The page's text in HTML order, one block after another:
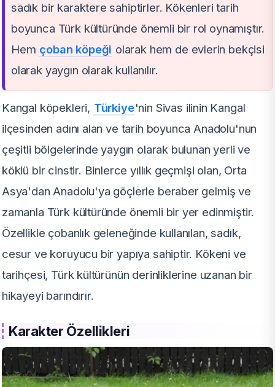
sadık bir karaktere sahiptirler. Kökenleri tarih
boyunca Türk kültüründe önemli bir rol oynamıştır.
Hem çoban köpeği olarak hem de evlerin bekçisi
olarak yaygın olarak kullanılır.
Kangal köpekleri, Türkiye'nin Sivas ilinin Kangal
ilçesinden adını alan ve tarih boyunca Anadolu'nun
çeşitli bölgelerinde yaygın olarak bulunan yerli ve
köklü bir cinstir. Binlerce yıllık geçmişi olan, Orta
Asya'dan Anadolu'ya göçlerle beraber gelmiş ve
zamanla Türk kültüründe önemli bir yer edinmiştir.
Özellikle çobanlık geleneğinde kullanılan, sadık,
cesur ve koruyucu bir yapıya sahiptir. Kökeni ve
tarihçesi, Türk kültürünün derinliklerine uzanan bir
hikayeyi barındırır.
Karakter Özellikleri